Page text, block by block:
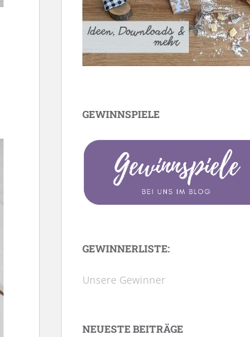
GEWINNSPIELE
GEWINNERLISTE:
Unsere Gewinner
NEUESTE BEITRÄGE